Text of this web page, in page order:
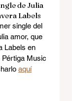
de Julia
Labels
single del
amor, que
Labels en
Music
aquí